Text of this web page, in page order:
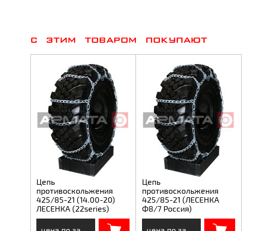
С ЭТИМ ТОВАРОМ ПОКУПАЮТ
Цепь
противоскольжения
425/85-21 (14.00-20)
ЛЕСЕНКА (22series)
Цепь
противоскольжения
425/85-21 (ЛЕСЕНКА
Ф8/7 Россия)